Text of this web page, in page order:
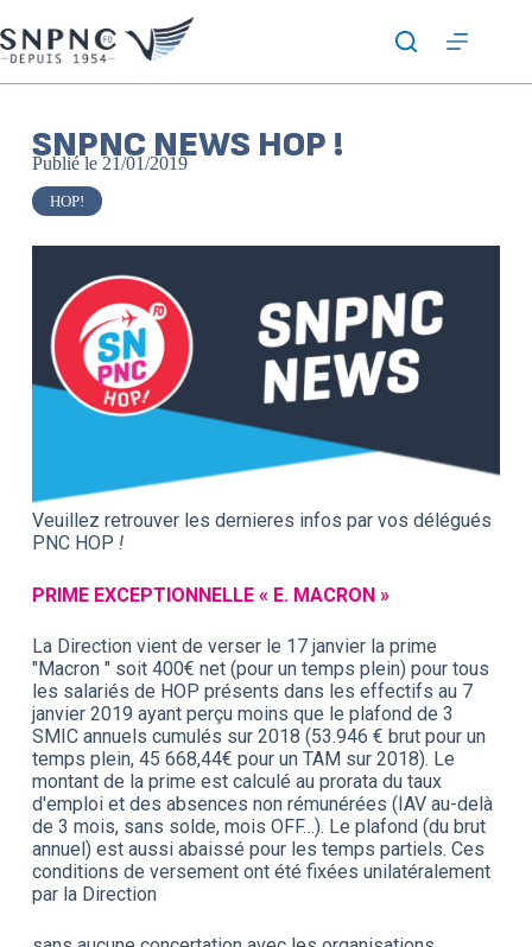
SNPNC NEWS HOP !
Publié le 21/01/2019
HOP!
Veuillez retrouver les dernieres infos par vos délégués
PNC HOP !
PRIME EXCEPTIONNELLE « E. MACRON »
La Direction vient de verser le 17 janvier la prime
"Macron " soit 400€ net (pour un temps plein) pour tous
les salariés de HOP présents dans les effectifs au 7
janvier 2019 ayant perçu moins que le plafond de 3
SMIC annuels cumulés sur 2018 (53.946 € brut pour un
temps plein, 45 668,44€ pour un TAM sur 2018). Le
montant de la prime est calculé au prorata du taux
d'emploi et des absences non rémunérées (IAV au-delà
de 3 mois, sans solde, mois OFF…). Le plafond (du brut
annuel) est aussi abaissé pour les temps partiels. Ces
conditions de versement ont été fixées unilatéralement
par la Direction